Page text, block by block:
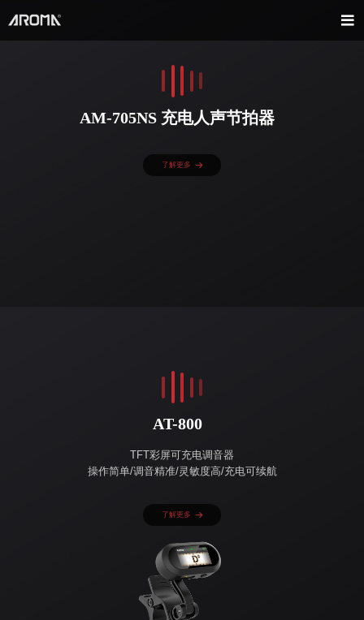
AM-705NS 充电人声节拍器
了解更多
AT-800
TFT彩屏可充电调音器
操作简单/调音精准/灵敏度高/充电可续航
了解更多